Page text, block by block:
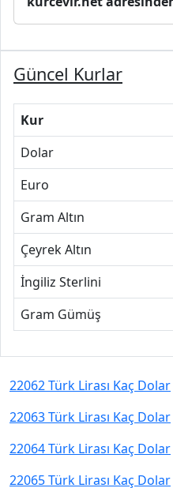
Güncel Kurlar
Kur
Dolar
Euro
Gram Altın
Çeyrek Altın
İngiliz Sterlini
Gram Gümüş
22062 Türk Lirası Kaç Dolar
22063 Türk Lirası Kaç Dolar
22064 Türk Lirası Kaç Dolar
22065 Türk Lirası Kaç Dolar